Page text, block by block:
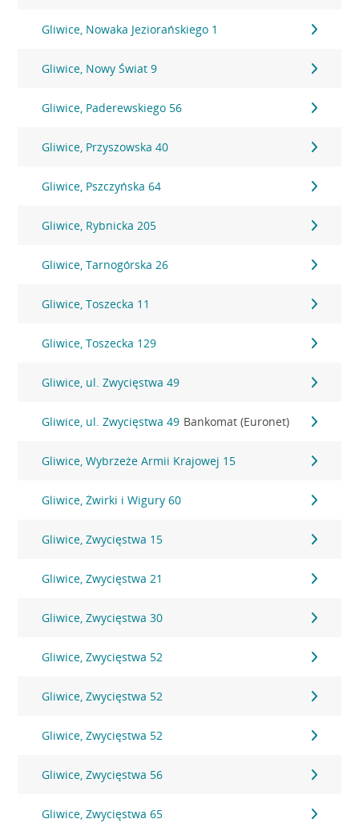
Gliwice, Nowaka Jeziorańskiego 1
Gliwice, Nowy Świat 9
Gliwice, Paderewskiego 56
Gliwice, Przyszowska 40
Gliwice, Pszczyńska 64
Gliwice, Rybnicka 205
Gliwice, Tarnogórska 26
Gliwice, Toszecka 11
Gliwice, Toszecka 129
Gliwice, ul. Zwycięstwa 49
Gliwice, ul. Zwycięstwa 49 Bankomat (Euronet)
Gliwice, Wybrzeże Armii Krajowej 15
Gliwice, Żwirki i Wigury 60
Gliwice, Zwycięstwa 15
Gliwice, Zwycięstwa 21
Gliwice, Zwycięstwa 30
Gliwice, Zwycięstwa 52
Gliwice, Zwycięstwa 52
Gliwice, Zwycięstwa 52
Gliwice, Zwycięstwa 56
Gliwice, Zwycięstwa 65